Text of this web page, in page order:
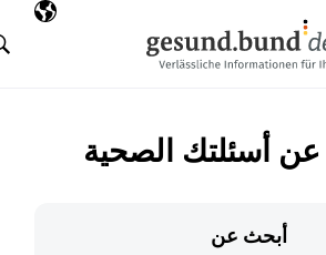
اللغة
البحث
أسئلتك الصحية
أبحث عن